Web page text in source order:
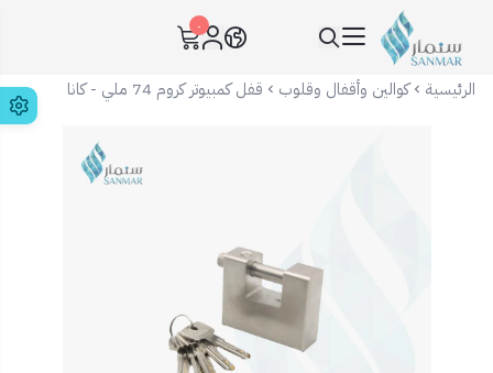
سنمار Sanmar
٠
الرئيسية كوالين وأقفال وقلوب قفل كمبيوتر كروم 74 ملي - كانا